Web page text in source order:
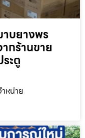
าบยางพร
กร้านขาย
ะตู
หน่าย